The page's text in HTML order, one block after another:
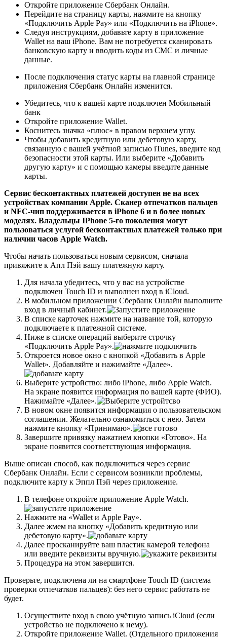
Откройте приложение Сбербанк Онлайн.
Перейдите на страницу карты, нажмите на кнопку
«Подключить Apple Pay» или «Подключить на iPhone».
Следуя инструкциям, добавьте карту в приложение
Wallet на ваш iPhone. Вам не потребуется сканировать
банковскую карту и вводить коды из СМС и личные
данные.
После подключения статус карты на главной странице
приложения Сбербанк Онлайн изменится.
Убедитесь, что к вашей карте подключен Мобильный
банк
Откройте приложение Wallet.
Коснитесь значка «плюс» в правом верхнем углу.
Чтобы добавить кредитную или дебетовую карту,
связанную с вашей учётной записью iTunes, введите код
безопасности этой карты. Или выберите «Добавить
другую карту» и с помощью камеры введите данные
карты.
Сервис бесконтактных платежей доступен не на всех
устройствах компании Apple. Сканер отпечатков пальцев
и NFC-чип поддерживается в iPhone 6 и в более новых
моделях. Владельцы IPhone 5-го поколения могут
пользоваться услугой бесконтактных платежей только при
наличии часов Apple Watch.
Чтобы начать пользоваться новым сервисом, сначала
привяжите к Апл Пэй вашу платежную карту.
Для начала убедитесь, что у вас на устройстве
подключен Touch ID и выполнен вход в iCloud.
В мобильном приложении Сбербанк Онлайн выполните
вход в личный кабинет.
В списке карточек нажмите на название той, которую
подключаете к платежной системе.
Ниже в списке операций выберите строчку
«Подключить Apple Pay».
Откроется новое окно с кнопкой «Добавить в Apple
Wallet». Добавляйте и нажимайте «Далее».
Выберите устройство: либо iPhone, либо Apple Watch.
На экране появится информация по вашей карте (ФИО).
Нажимайте «Далее».
В новом окне появится информация о пользовательском
соглашении. Желательно ознакомиться с нею. Затем
нажмите кнопку «Принимаю».
Завершите привязку нажатием кнопки «Готово». На
экране появится соответствующая информация.
Выше описан способ, как подключиться через сервис
Сбербанк Онлайн. Если с сервисом возникли проблемы,
подключите карту к Эппл Пэй через приложение.
В телефоне откройте приложение Apple Watch.
Нажмите на «Wallet и Apple Pay».
Далее жмем на кнопку «Добавить кредитную или
дебетовую карту».
Далее просканируйте ваш пластик камерой телефона
или введите реквизиты вручную.
Процедура на этом завершится.
Проверьте, подключена ли на смартфоне Touch ID (система
проверки отпечатков пальцев): без него сервис работать не
будет.
Осуществите вход в свою учётную запись iCloud (если
устройство не подключено к нему).
Откройте приложение Wallet. (Отдельного приложения